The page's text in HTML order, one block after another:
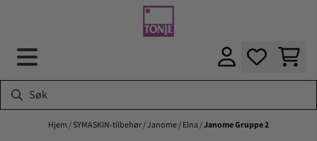
Hjem/SYMASKIN-tilbehør/Janome / Elna/Janome Gruppe 2